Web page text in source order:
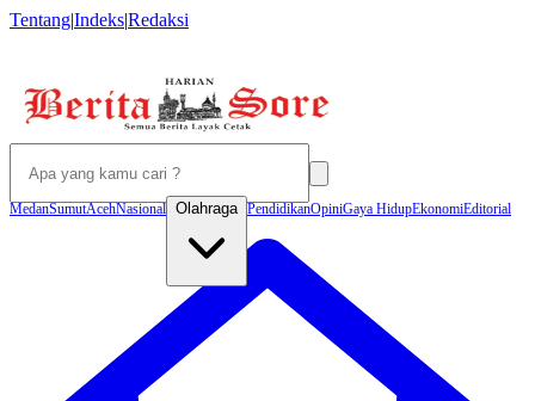
Tentang|Indeks|Redaksi
MedanSumutAcehNasional Olahraga PendidikanOpiniGaya HidupEkonomiEditorial